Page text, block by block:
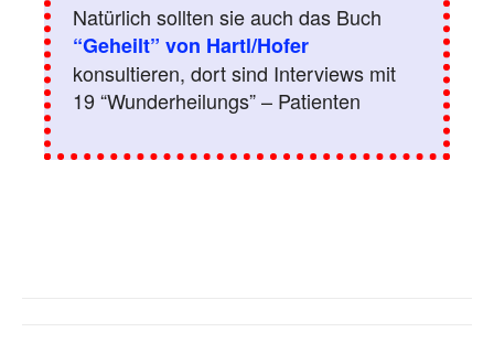
Natürlich sollten sie auch das Buch
“Geheilt” von Hartl/Hofer
konsultieren, dort sind Interviews mit
19 “Wunderheilungs” – Patienten